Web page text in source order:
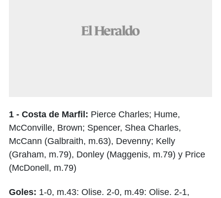
1 - Costa de Marfil: Pierce Charles; Hume,
McConville, Brown; Spencer, Shea Charles,
McCann (Galbraith, m.63), Devenny; Kelly
(Graham, m.79), Donley (Maggenis, m.79) y Price
(McDonell, m.79)
Goles: 1-0, m.43: Olise. 2-0, m.49: Olise. 2-1,